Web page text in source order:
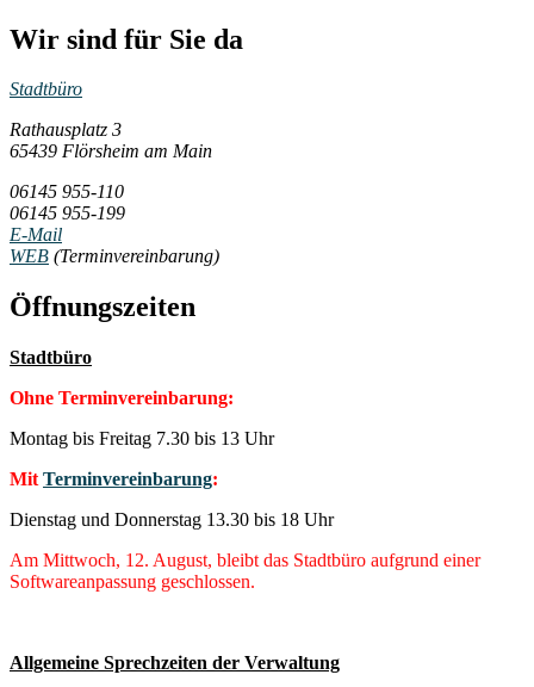
Wir sind für Sie da
Stadtbüro
Rathausplatz 3
65439 Flörsheim am Main
06145 955-110
06145 955-199
E-Mail
WEB (Terminvereinbarung)
Öffnungszeiten
Stadtbüro
Ohne Terminvereinbarung:
Montag bis Freitag 7.30 bis 13 Uhr
Mit Terminvereinbarung:
Dienstag und Donnerstag 13.30 bis 18 Uhr
Am Mittwoch, 12. August, bleibt das Stadtbüro aufgrund einer
Softwareanpassung geschlossen.
Allgemeine Sprechzeiten der Verwaltung